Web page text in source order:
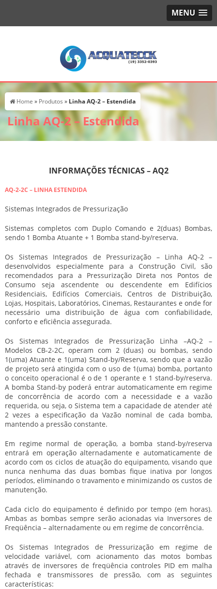
MENU
Home » Produtos » Linha AQ-2 – Estendida
Linha AQ-2 – Estendida
INFORMAÇÕES TÉCNICAS – AQ2
AQ-2-2C – LINHA ESTENDIDA
Sistemas Integrados de Pressurização
Sistemas completos com Duplo Comando e 2(duas) Bombas,
sendo 1 Bomba Atuante + 1 Bomba stand-by/reserva.
Os Sistemas Integrados de Pressurização – Linha AQ-2 –
desenvolvidos especialmente para a Construção Civil, são
recomendados para a Pressurização Direta nos Pontos de
Consumo seja ascendente ou descendente em Edifícios
Residenciais, Edifícios Comerciais, Centros de Distribuição,
Lojas, Hospitais, Laboratórios, Cinemas, Restaurantes e onde for
necessário uma distribuição de água com confiabilidade,
conforto e eficiência assegurada.
Os Sistemas Integrados de Pressurização Linha –AQ-2 –
Modelos CB-2-2C, operam com 2 (duas) ou bombas, sendo
1(uma) Atuante e 1(uma) Stand-by/Reserva, sendo que a vazão
de projeto será atingida com o uso de 1(uma) bomba, portanto
o conceito operacional é o de 1 operante e 1 stand-by/reserva.
A bomba Stand-by poderá entrar automaticamente em regime
de concorrência de acordo com a necessidade e a vazão
requerida, ou seja, o Sistema tem a capacidade de atender até
2 vezes a especificação da Vazão nominal de cada bomba,
mantendo a pressão constante.
Em regime normal de operação, a bomba stand-by/reserva
entrará em operação alternadamente e automaticamente de
acordo com os ciclos de atuação do equipamento, visando que
nunca nenhuma das duas bombas fique inativa por longos
períodos, eliminando o travamento e minimizando os custos de
manutenção.
Cada ciclo do equipamento é definido por tempo (em horas).
Ambas as bombas sempre serão acionadas via Inversores de
Freqüência – alternadamente ou em regime de concorrência.
Os Sistemas Integrados de Pressurização em regime de
velocidade variável, com acionamento das motos bombas
através de inversores de freqüência controles PID em malha
fechada e transmissores de pressão, com as seguintes
características: